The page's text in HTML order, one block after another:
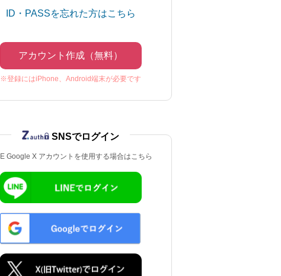
ID・PASSを忘れた方はこちら
アカウント作成（無料）
※登録にはiPhone、Android端末が必要です
Google X アカウントを使用する場合はこちら
SNSでログイン